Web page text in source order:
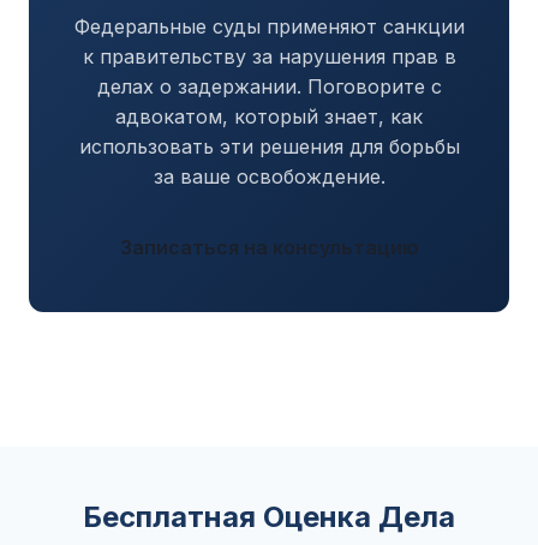
Федеральные суды применяют санкции
к правительству за нарушения прав в
делах о задержании. Поговорите с
адвокатом, который знает, как
использовать эти решения для борьбы
за ваше освобождение.
Записаться на консультацию
Бесплатная Оценка Дела